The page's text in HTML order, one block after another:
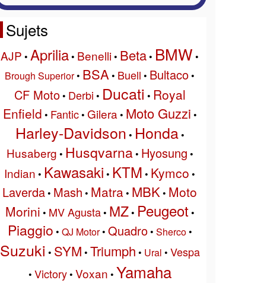
Sujets
AJP • Aprilia• Benelli• Beta• BMW •
Brough Superior• BSA • Buell • Bultaco•
CF Moto• Derbi • Ducati • Royal
Enfield • Fantic• Gilera • Moto Guzzi •
Harley-Davidson • Honda•
Husaberg • Husqvarna• Hyosung •
Indian • Kawasaki • KTM • Kymco •
Laverda• Mash • Matra• MBK • Moto
Morini • MV Agusta• MZ• Peugeot •
Piaggio • QJ Motor• Quadro• Sherco•
Suzuki • SYM • Triumph • Ural • Vespa
• Victory• Voxan • Yamaha